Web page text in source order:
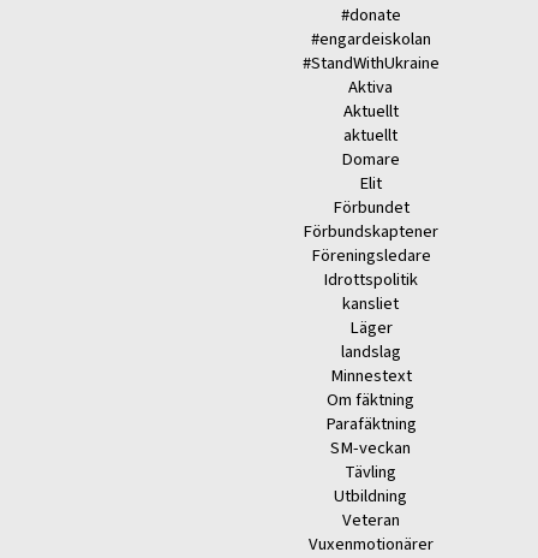
#donate
#engardeiskolan
#StandWithUkraine
Aktiva
Aktuellt
aktuellt
Domare
Elit
Förbundet
Förbundskaptener
Föreningsledare
Idrottspolitik
kansliet
Läger
landslag
Minnestext
Om fäktning
Parafäktning
SM-veckan
Tävling
Utbildning
Veteran
Vuxenmotionärer